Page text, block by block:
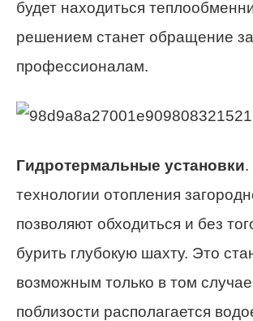
будет находиться
решением станет обращение
профессионалам.
Гидротермальные установки
технологии отопления
позволяют обходиться и без
бурить глубокую шахту. Это
возможным только в том
поблизости располагается